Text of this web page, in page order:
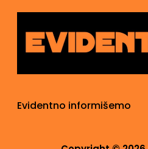
Evidentno informišemo